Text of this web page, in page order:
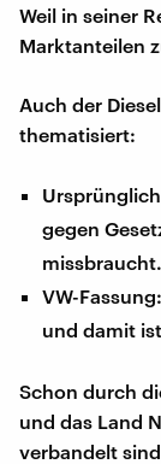
Weil in seiner
Marktanteilen
Auch der
thematisiert:
gegen
VW-
und damit
Schon durch
und das Land
verbandelt